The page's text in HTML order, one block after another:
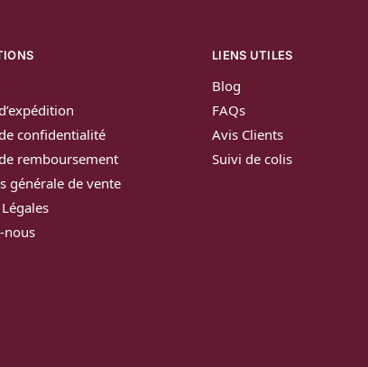
confidentialité
remboursement
générale de vente
nous
LIENS UTILES
Blog
FAQs
Avis Clients
Suivi de colis